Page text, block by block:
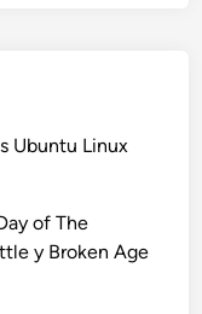
Ubuntu Linux
of The
y Broken Age